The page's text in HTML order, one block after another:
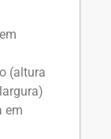
(altura
em